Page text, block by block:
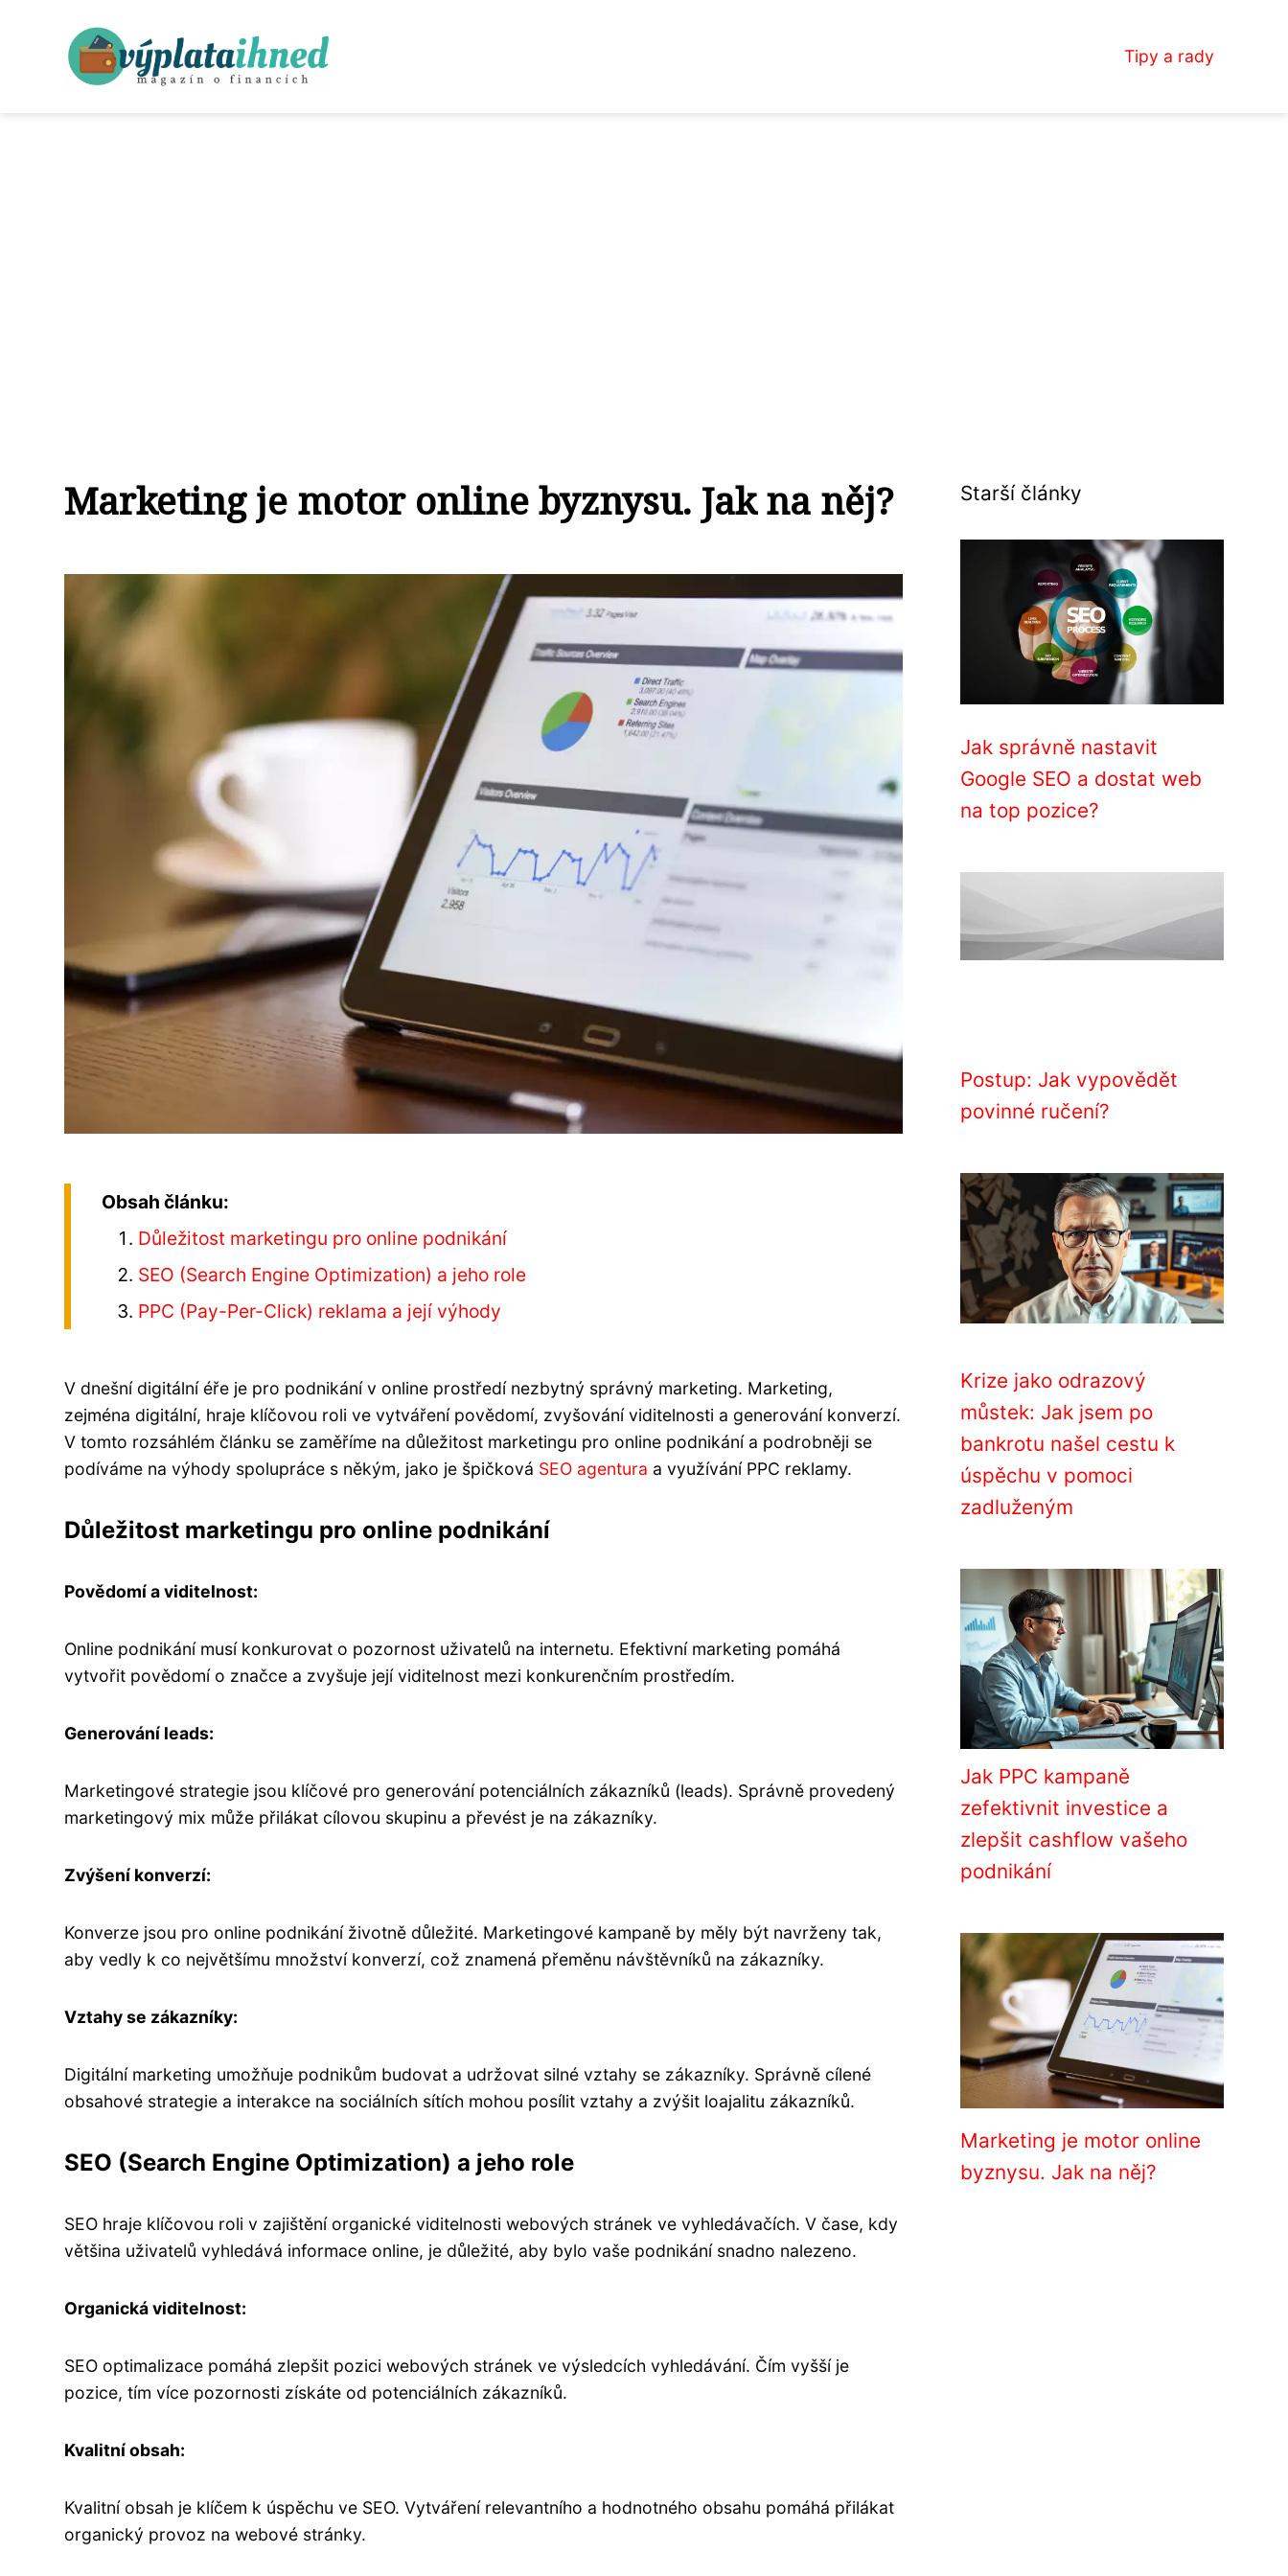
Tipy a rady
Marketing je motor online byznysu. Jak na něj?
Obsah článku:
Důležitost marketingu pro online podnikání
SEO (Search Engine Optimization) a jeho role
PPC (Pay-Per-Click) reklama a její výhody
V dnešní digitální éře je pro podnikání v online prostředí nezbytný správný marketing. Marketing,
zejména digitální, hraje klíčovou roli ve vytváření povědomí, zvyšování viditelnosti a generování konverzí.
V tomto rozsáhlém článku se zaměříme na důležitost marketingu pro online podnikání a podrobněji se
podíváme na výhody spolupráce s někým, jako je špičková SEO agentura a využívání PPC reklamy.
Důležitost marketingu pro online podnikání
Povědomí a viditelnost:
Online podnikání musí konkurovat o pozornost uživatelů na internetu. Efektivní marketing pomáhá
vytvořit povědomí o značce a zvyšuje její viditelnost mezi konkurenčním prostředím.
Generování leads:
Marketingové strategie jsou klíčové pro generování potenciálních zákazníků (leads). Správně provedený
marketingový mix může přilákat cílovou skupinu a převést je na zákazníky.
Zvýšení konverzí:
Konverze jsou pro online podnikání životně důležité. Marketingové kampaně by měly být navrženy tak,
aby vedly k co největšímu množství konverzí, což znamená přeměnu návštěvníků na zákazníky.
Vztahy se zákazníky:
Digitální marketing umožňuje podnikům budovat a udržovat silné vztahy se zákazníky. Správně cílené
obsahové strategie a interakce na sociálních sítích mohou posílit vztahy a zvýšit loajalitu zákazníků.
SEO (Search Engine Optimization) a jeho role
SEO hraje klíčovou roli v zajištění organické viditelnosti webových stránek ve vyhledávačích. V čase, kdy
většina uživatelů vyhledává informace online, je důležité, aby bylo vaše podnikání snadno nalezeno.
Organická viditelnost:
SEO optimalizace pomáhá zlepšit pozici webových stránek ve výsledcích vyhledávání. Čím vyšší je
pozice, tím více pozornosti získáte od potenciálních zákazníků.
Kvalitní obsah:
Kvalitní obsah je klíčem k úspěchu ve SEO. Vytváření relevantního a hodnotného obsahu pomáhá přilákat
organický provoz na webové stránky.
Starší články
Jak správně nastavit
Google SEO a dostat web
na top pozice?
Postup: Jak vypovědět
povinné ručení?
Krize jako odrazový
můstek: Jak jsem po
bankrotu našel cestu k
úspěchu v pomoci
zadluženým
Jak PPC kampaně
zefektivnit investice a
zlepšit cashflow vašeho
podnikání
Marketing je motor online
byznysu. Jak na něj?